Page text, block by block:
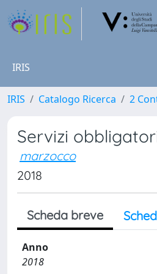
IRIS
IRIS Catalogo Ricerca 2
Servizi
marzocco
2018
Scheda breve
Anno
2018